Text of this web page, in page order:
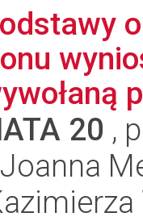
20 ,